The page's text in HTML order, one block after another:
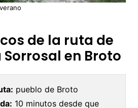
de la ruta de
en Broto
pueblo de Broto
10 minutos desde que